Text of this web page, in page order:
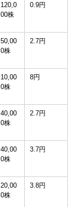
120,0
00株
0.9円
50,00
0株
2.7円
10,00
0株
8円
40,00
0株
2.7円
40,00
0株
3.7円
20,00
0株
3.8円